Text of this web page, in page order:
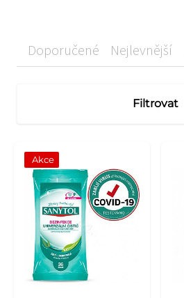
Doporučené Nejlevnější
Filtrovat
Akce